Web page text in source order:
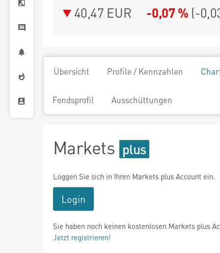
40,47 EUR -0,07 % (-
Übersicht Profile / Kennzahlen
Fondsprofil Ausschüttungen
Markets
Loggen Sie sich in Ihren Markets plus Account ein.
Login
Sie haben noch keinen kostenlosen Markets plus
Jetzt registrieren!